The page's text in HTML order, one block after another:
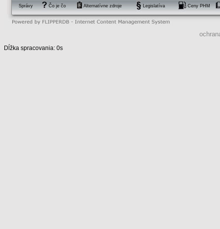
Správy Čo je čo Alternatívne zdroje Legislatíva Ceny PHM
Dĺžka spracovania: 0s